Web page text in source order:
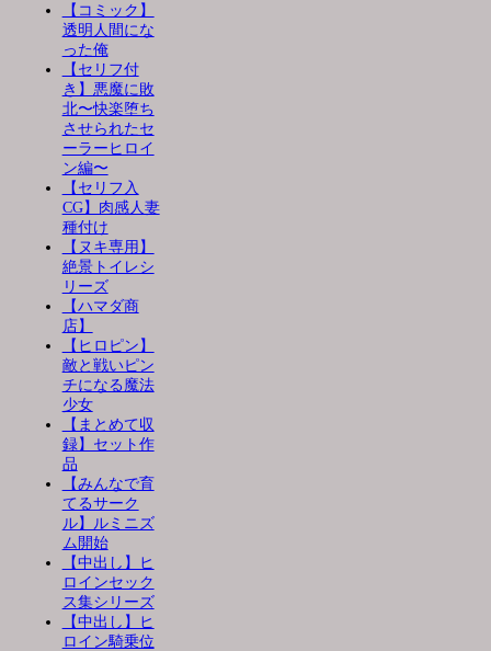
【コミック】
透明人間にな
った俺
【セリフ付
き】悪魔に敗
北〜快楽堕ち
させられたセ
ーラーヒロイ
ン編〜
【セリフ入
CG】肉感人妻
種付け
【ヌキ専用】
絶景トイレシ
リーズ
【ハマダ商
店】
【ヒロピン】
敵と戦いピン
チになる魔法
少女
【まとめて収
録】セット作
品
【みんなで育
てるサーク
ル】ルミニズ
ム開始
【中出し】ヒ
ロインセック
ス集シリーズ
【中出し】ヒ
ロイン騎乗位